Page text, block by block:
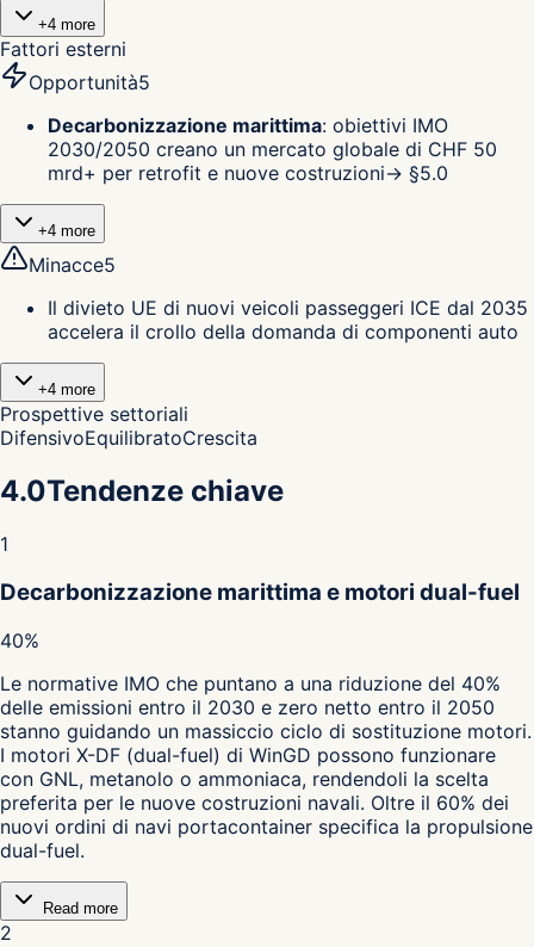
+4 more
Fattori esterni
Opportunità5
Decarbonizzazione marittima: obiettivi IMO
2030/2050 creano un mercato globale di CHF 50
mrd+ per retrofit e nuove costruzioni→ §5.0
+4 more
Minacce5
Il divieto UE di nuovi veicoli passeggeri ICE dal 2035
accelera il crollo della domanda di componenti auto
+4 more
Prospettive settoriali
DifensivoEquilibratoCrescita
4.0Tendenze chiave
1
Decarbonizzazione marittima e motori dual-fuel
40%
Le normative IMO che puntano a una riduzione del 40%
delle emissioni entro il 2030 e zero netto entro il 2050
stanno guidando un massiccio ciclo di sostituzione motori.
I motori X-DF (dual-fuel) di WinGD possono funzionare
con GNL, metanolo o ammoniaca, rendendoli la scelta
preferita per le nuove costruzioni navali. Oltre il 60% dei
nuovi ordini di navi portacontainer specifica la propulsione
dual-fuel.
Read more
2